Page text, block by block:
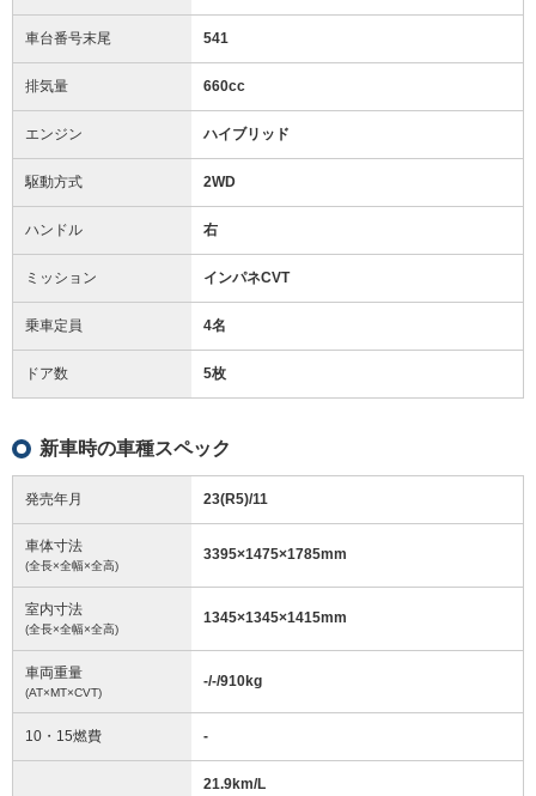
車台番号末尾 541
排気量 660cc
エンジン ハイブリッド
駆動方式 2WD
ハンドル 右
ミッション インパネCVT
乗車定員 4名
ドア数 5枚
新車時の車種スペック
発売年月 23(R5)/11
車体寸法
(全長×全幅×全高)
3395×1475×1785mm
室内寸法
(全長×全幅×全高)
1345×1345×1415mm
車両重量
(AT×MT×CVT)
-/-/910kg
10・15燃費 -
21.9km/L